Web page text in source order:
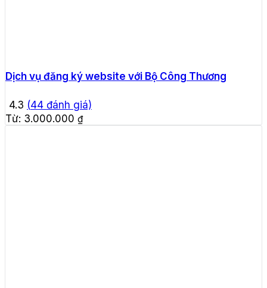
Dịch vụ đăng ký website với Bộ Công Thương
4.3 (44 đánh giá)
Từ: 3.000.000 ₫